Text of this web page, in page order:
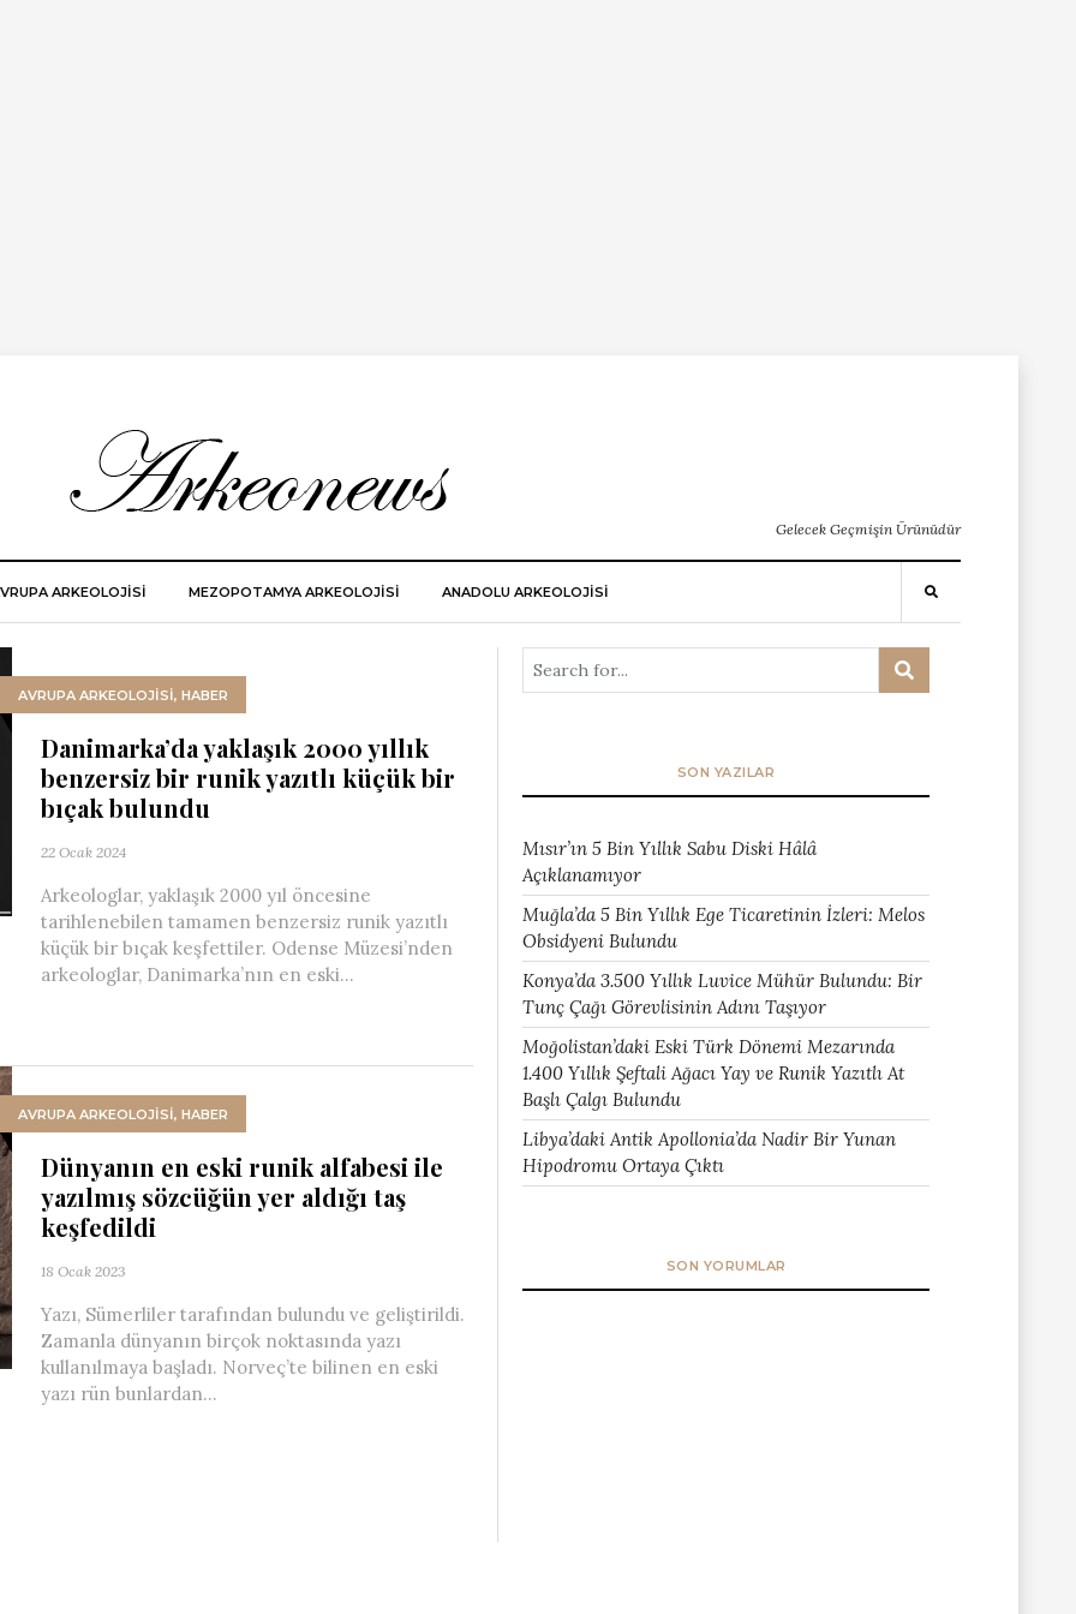
Gelecek Geçmişin Ürünüdür
ARKEOLOJISI MEZOPOTAMYA ARKEOLOJISI ANADOLU ARKEOLOJİSİ
AVRUPA ARKEOLOJISI, HABER
Danimarka’da yaklaşık 2000 yıllık
benzersiz bir runik yazıtlı küçük bir
bıçak bulundu
22 Ocak 2024
Arkeologlar, yaklaşık 2000 yıl öncesine
tarihlenebilen tamamen benzersiz runik yazıtlı
küçük bir bıçak keşfettiler. Odense Müzesi’nden
arkeologlar, Danimarka’nın en eski...
AVRUPA ARKEOLOJISI, HABER
Dünyanın en eski runik alfabesi ile
yazılmış sözcüğün yer aldığı taş
keşfedildi
18 Ocak 2023
Yazı, Sümerliler tarafından bulundu ve geliştirildi.
Zamanla dünyanın birçok noktasında yazı
kullanılmaya başladı. Norveç’te bilinen en eski
yazı rün bunlardan...
SON YAZILAR
Mısır’ın 5 Bin Yıllık Sabu Diski Hâlâ
Açıklanamıyor
Muğla’da 5 Bin Yıllık Ege Ticaretinin İzleri: Melos
Obsidyeni Bulundu
Konya’da 3.500 Yıllık Luvice Mühür Bulundu: Bir
Tunç Çağı Görevlisinin Adını Taşıyor
Moğolistan’daki Eski Türk Dönemi Mezarında
1.400 Yıllık Şeftali Ağacı Yay ve Runik Yazıtlı At
Başlı Çalgı Bulundu
Libya’daki Antik Apollonia’da Nadir Bir Yunan
Hipodromu Ortaya Çıktı
SON YORUMLAR